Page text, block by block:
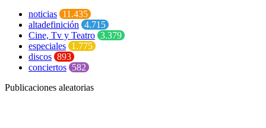
noticias 11.435
altadefinición 4.715
Cine, Tv y Teatro 3.379
especiales 1.775
discos 893
conciertos 582
Publicaciones aleatorias